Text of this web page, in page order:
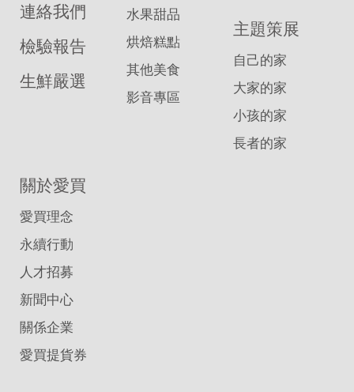
連絡我們
檢驗報告
生鮮嚴選
水果甜品
烘焙糕點
其他美食
影音專區
主題策展
自己的家
大家的家
小孩的家
長者的家
關於愛買
愛買理念
永續行動
人才招募
新聞中心
關係企業
愛買提貨券